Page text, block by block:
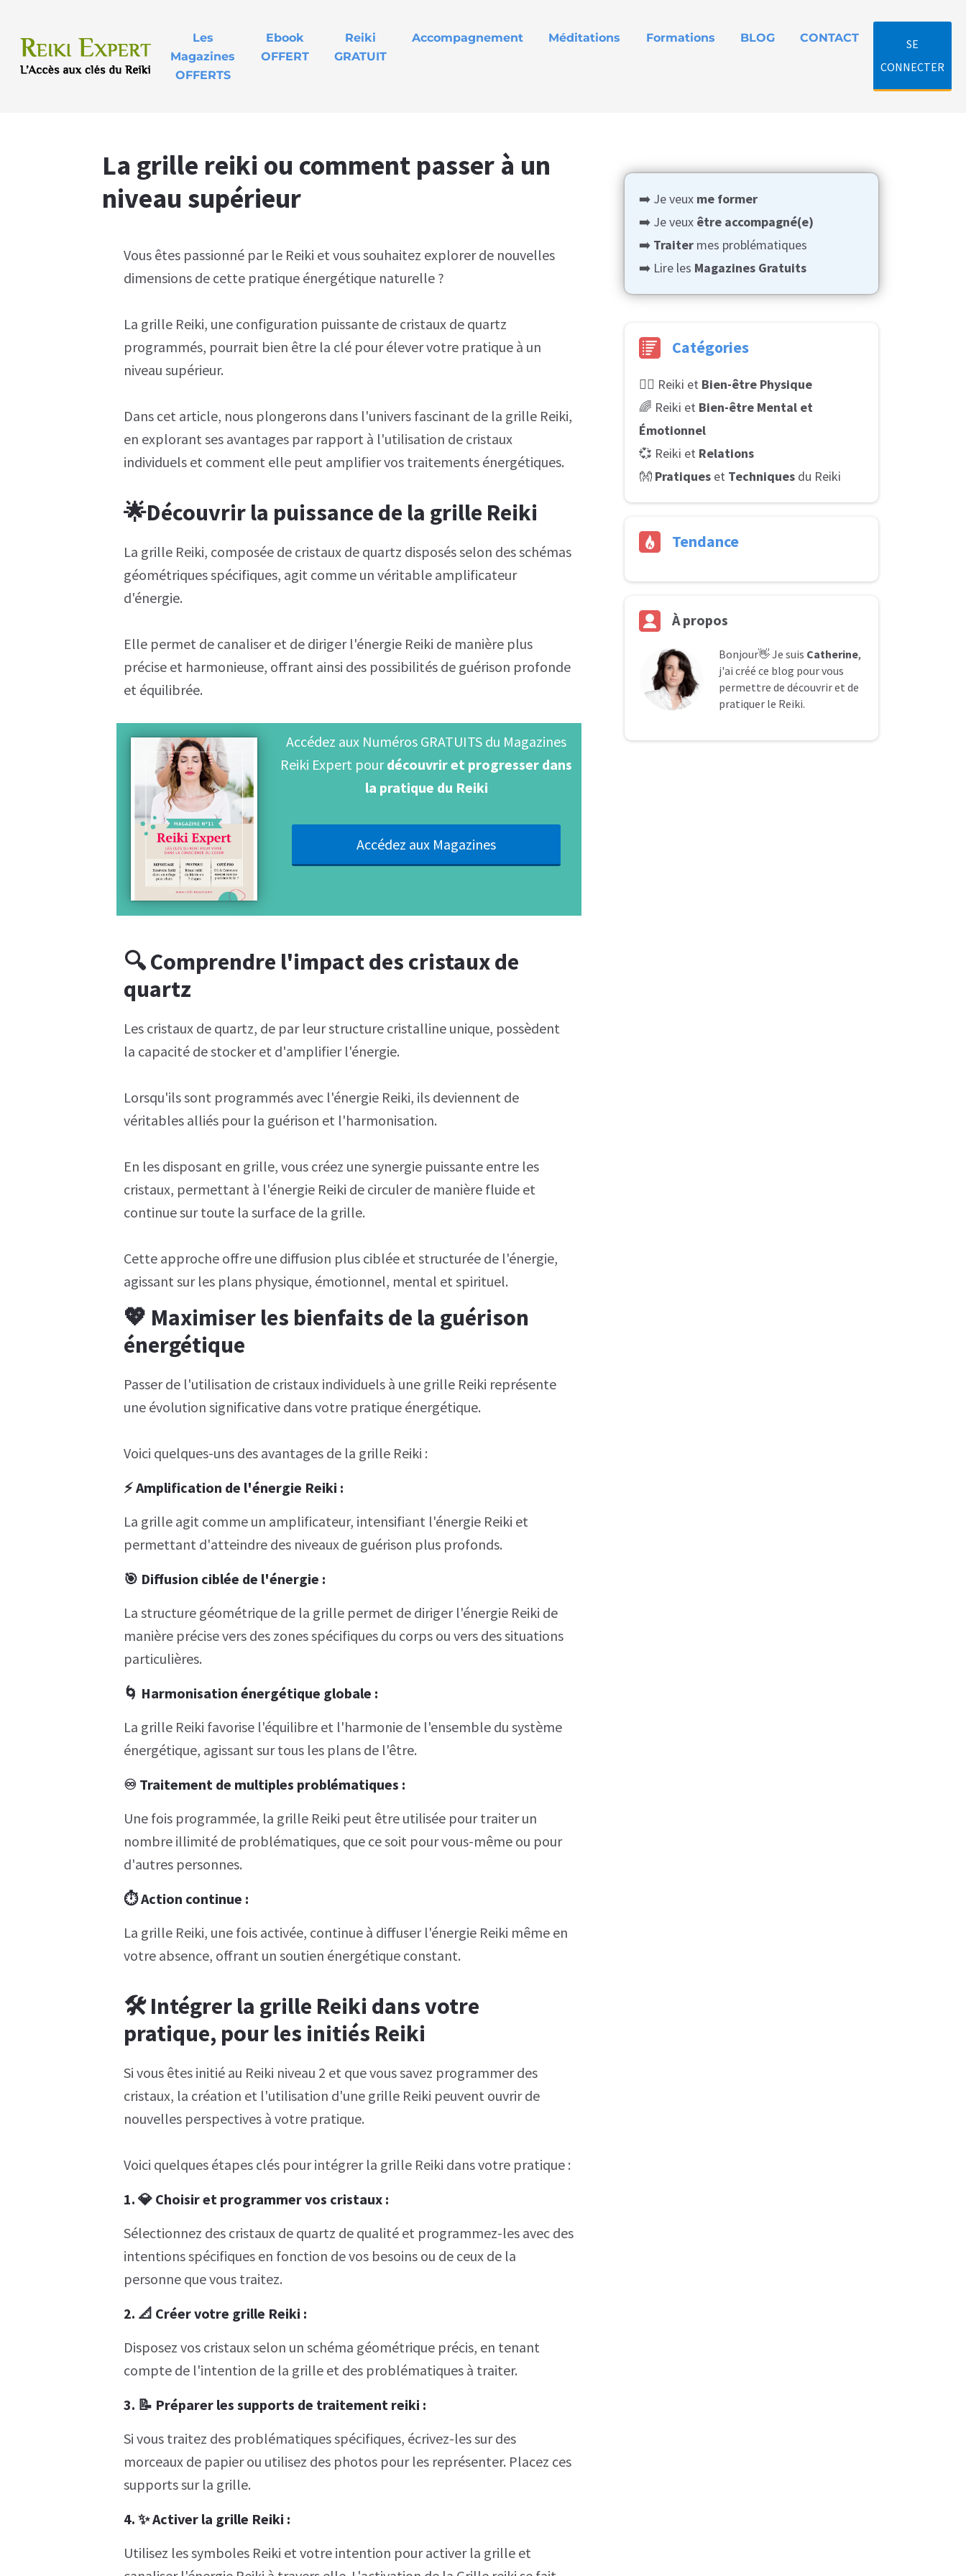
Les
Magazines
OFFERTS
Ebook
OFFERT
Reiki
GRATUIT
Accompagnement Méditations Formations BLOG CONTACT
SE
CONNECTER
La grille reiki ou comment passer à un
niveau supérieur
Vous êtes passionné par le Reiki et vous souhaitez explorer de nouvelles
dimensions de cette pratique énergétique naturelle ?
La grille Reiki, une configuration puissante de cristaux de quartz
programmés, pourrait bien être la clé pour élever votre pratique à un
niveau supérieur.
Dans cet article, nous plongerons dans l'univers fascinant de la grille Reiki,
en explorant ses avantages par rapport à l'utilisation de cristaux
individuels et comment elle peut amplifier vos traitements énergétiques.
🌟Découvrir la puissance de la grille Reiki
La grille Reiki, composée de cristaux de quartz disposés selon des schémas
géométriques spécifiques, agit comme un véritable amplificateur
d'énergie.
Elle permet de canaliser et de diriger l'énergie Reiki de manière plus
précise et harmonieuse, offrant ainsi des possibilités de guérison profonde
et équilibrée.
Accédez aux Numéros GRATUITS du Magazines
Reiki Expert pourdécouvrir et progresser dans
la pratique du Reiki
Accédez aux Magazines
🔍 Comprendre l'impact des cristaux de
quartz
Les cristaux de quartz, de par leur structure cristalline unique, possèdent
la capacité de stocker et d'amplifier l'énergie.
Lorsqu'ils sont programmés avec l'énergie Reiki, ils deviennent de
véritables alliés pour la guérison et l'harmonisation.
En les disposant en grille, vous créez une synergie puissante entre les
cristaux, permettant à l'énergie Reiki de circuler de manière fluide et
continue sur toute la surface de la grille.
Cette approche offre une diffusion plus ciblée et structurée de l'énergie,
agissant sur les plans physique, émotionnel, mental et spirituel.
💖 Maximiser les bienfaits de la guérison
énergétique
Passer de l'utilisation de cristaux individuels à une grille Reiki représente
une évolution significative dans votre pratique énergétique.
Voici quelques-uns des avantages de la grille Reiki :
⚡️Amplification de l'énergie Reiki :
La grille agit comme un amplificateur, intensifiant l'énergie Reiki et
permettant d'atteindre des niveaux de guérison plus profonds.
🎯 Diffusion ciblée de l'énergie :
La structure géométrique de la grille permet de diriger l'énergie Reiki de
manière précise vers des zones spécifiques du corps ou vers des situations
particulières.
🌀 Harmonisation énergétique globale :
La grille Reiki favorise l'équilibre et l'harmonie de l'ensemble du système
énergétique, agissant sur tous les plans de l'être.
♾️ Traitement de multiples problématiques :
Une fois programmée, la grille Reiki peut être utilisée pour traiter un
nombre illimité de problématiques, que ce soit pour vous-même ou pour
d'autres personnes.
⏱️Action continue :
La grille Reiki, une fois activée, continue à diffuser l'énergie Reiki même en
votre absence, offrant un soutien énergétique constant.
🛠️Intégrer la grille Reiki dans votre
pratique, pour les initiés Reiki
Si vous êtes initié au Reiki niveau 2 et que vous savez programmer des
cristaux, la création et l'utilisation d'une grille Reiki peuvent ouvrir de
nouvelles perspectives à votre pratique.
Voici quelques étapes clés pour intégrer la grille Reiki dans votre pratique :
1. 💎 Choisir et programmer vos cristaux :
Sélectionnez des cristaux de quartz de qualité et programmez-les avec des
intentions spécifiques en fonction de vos besoins ou de ceux de la
personne que vous traitez.
2. 📐 Créer votre grille Reiki :
Disposez vos cristaux selon un schéma géométrique précis, en tenant
compte de l'intention de la grille et des problématiques à traiter.
3. 📝 Préparer les supports de traitement reiki :
Si vous traitez des problématiques spécifiques, écrivez-les sur des
morceaux de papier ou utilisez des photos pour les représenter. Placez ces
supports sur la grille.
4. ✨Activer la grille Reiki :
Utilisez les symboles Reiki et votre intention pour activer la grille et
➡️ Je veux me former
➡️ Je veux être accompagné(e)
➡️ Traitermes problématiques
➡️ Lire les Magazines Gratuits
Catégories
🧘‍♂️ Reiki et Bien-être Physique
🌈 Reiki et Bien-être Mental et
Émotionnel
💞 Reiki et Relations
👐 Pratiques et Techniques du Reiki
Tendance
Àpropos
Bonjour👋 Je suis Catherine,
j'ai créé ce blog pour vous
permettre de découvrir et de
pratiquer le Reiki.